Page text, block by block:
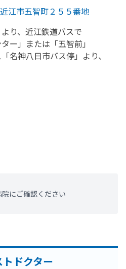
江市五智町２５５番地
り、 近江鉄道バスで
ター」または 「五智前」
名神八日市バス停」より、
にご確認ください
トドクター